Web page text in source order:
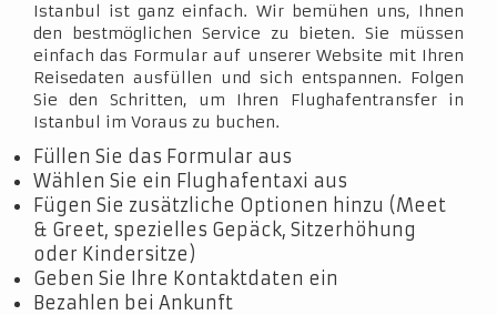
Istanbul ist ganz einfach. Wir bemühen uns, Ihnen
den bestmöglichen Service zu bieten. Sie müssen
einfach das Formular auf unserer Website mit Ihren
Reisedaten ausfüllen und sich entspannen. Folgen
Sie den Schritten, um Ihren Flughafentransfer in
Istanbul im Voraus zu buchen.
Füllen Sie das Formular aus
Wählen Sie ein Flughafentaxi aus
Fügen Sie zusätzliche Optionen hinzu (Meet
& Greet, spezielles Gepäck, Sitzerhöhung
oder Kindersitze)
Geben Sie Ihre Kontaktdaten ein
Bezahlen bei Ankunft